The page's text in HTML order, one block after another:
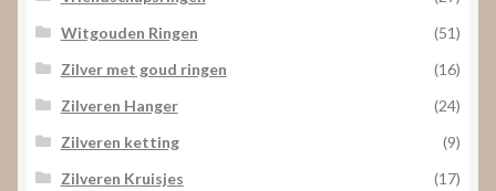
Witgouden Ringen
(51)
Zilver met goud ringen
(16)
Zilveren Hanger
(24)
Zilveren ketting
(9)
Zilveren Kruisjes
(17)